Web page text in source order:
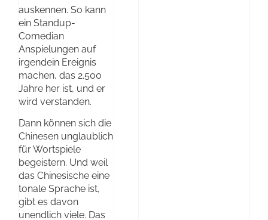
auskennen. So kann
ein Standup-
Comedian
Anspielungen auf
irgendein Ereignis
machen, das 2.500
Jahre her ist, und er
wird verstanden.
Dann können sich die
Chinesen unglaublich
für Wortspiele
begeistern. Und weil
das Chinesische eine
tonale Sprache ist,
gibt es davon
unendlich viele. Das